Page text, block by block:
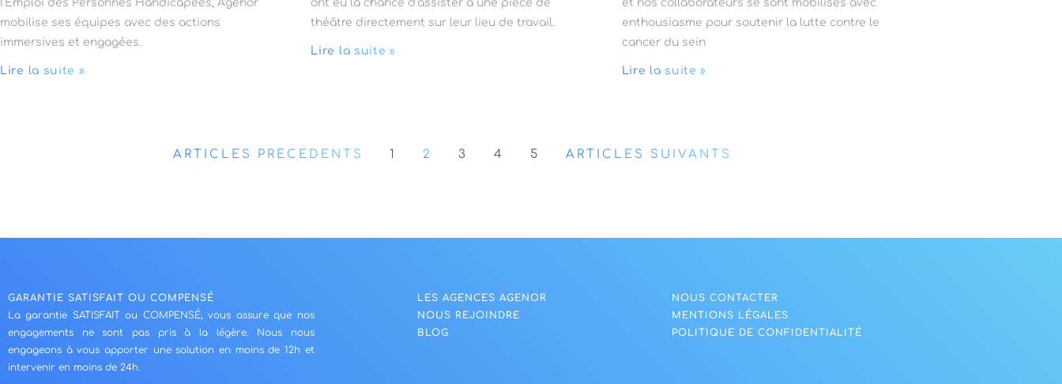
l’Emploi des Personnes Handicapées, Agenor
mobilise ses équipes avec des actions
immersives et engagées.
Lire la suite »
ont eu la chance d’assister à une pièce de
théâtre directement sur leur lieu de travail.
Lire la suite »
et nos collaborateurs se sont mobilisés avec
enthousiasme pour soutenir la lutte contre le
cancer du sein
Lire la suite »
ARTICLES PRÉCÉDENTS 1 2 3 4 5 ARTICLES SUIVANTS
GARANTIE SATISFAIT OU COMPENSÉ
La garantie SATISFAIT ou COMPENSÉ, vous assure que nos
engagements ne sont pas pris à la légère. Nous nous
engageons à vous apporter une solution en moins de 12h et
intervenir en moins de 24h.
LES AGENCES AGENOR
NOUS REJOINDRE
BLOG
NOUS CONTACTER
MENTIONS LÉGALES
POLITIQUE DE CONFIDENTIALITÉ